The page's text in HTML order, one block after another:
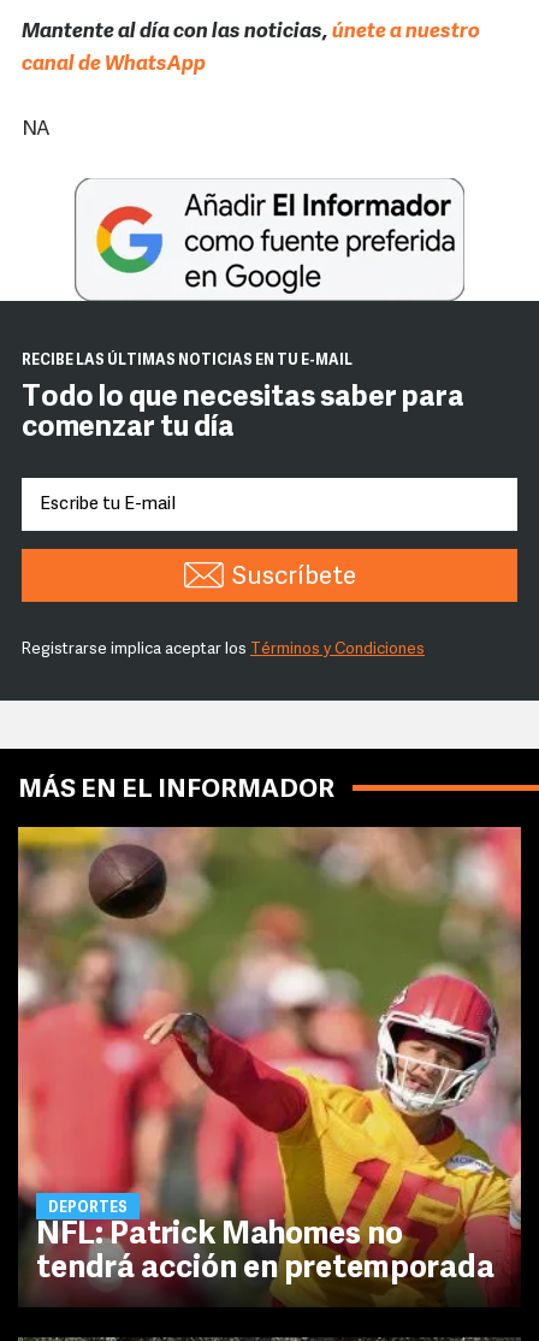
Mantente al día con las noticias, únete a nuestro
canal de WhatsApp
NA
RECIBE LAS ÚLTIMAS NOTICIAS EN TU E-MAIL
Todo lo que necesitas saber para
comenzar tu día
Suscríbete
Registrarse implica aceptar los Términos y Condiciones
MÁS EN EL INFORMADOR
DEPORTES
NFL: Patrick Mahomes no
tendrá acción en pretemporada